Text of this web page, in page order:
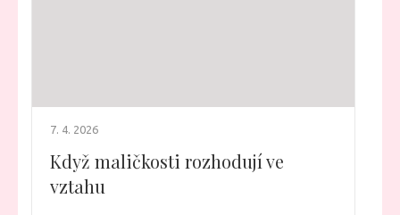
7. 4. 2026
Když maličkosti rozhodují ve
vztahu